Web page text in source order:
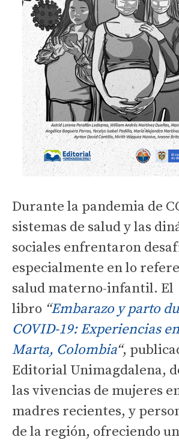
Durante la pandemia de
sistemas de salud y las
sociales enfrentaron
especialmente en lo
salud materno-infantil. El
libro “Embarazo y parto
COVID-19: Experiencias
Marta, Colombia“,
Editorial Unimagdalena,
las vivencias de mujeres
madres recientes, y
de la región, ofreciendo